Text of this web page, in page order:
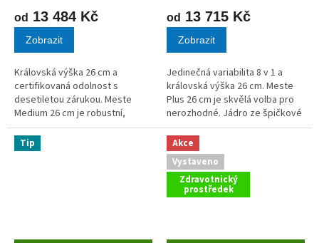
od 13 484 Kč
Zobrazit
Královská výška 26 cm a
certifikovaná odolnost s
desetiletou zárukou. Meste
Medium 26 cm je robustní,
vysoká matrace navržená pro
milovníky střední tuhosti, kteří
nechtějí dělat kompromisy.
od 13 715 Kč
Zobrazit
Jedinečná variabilita 8 v 1 a
královská výška 26 cm. Meste
Plus 26 cm je skvělá volba pro
nerozhodné. Jádro ze špičkové
studené pěny (55 kg/m³) je
kombinováno se dvěma různými
komfortními deskami, což...
Tip
Akce
Vystaveno
Zdravotnický
prostředek